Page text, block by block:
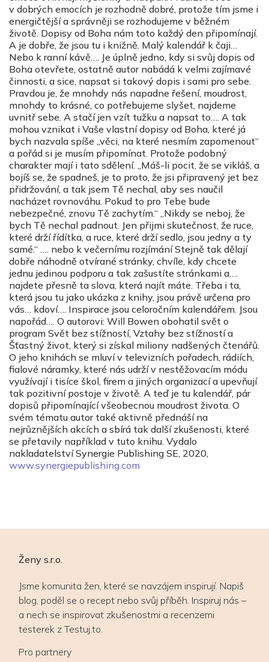
v dobrých emocích je rozhodně dobré, protože tím jsme i
energičtější a správněji se rozhodujeme v běžném
životě. Dopisy od Boha nám toto každý den připomínají.
A je dobře, že jsou tu i knižně. Malý kalendář k čaji…
Nebo k ranní kávě…. Je úplně jedno, kdy si svůj dopis od
Boha otevřete, ostatně autor nabádá k velmi zajímavé
činnosti, a sice, napsat si takový dopis i sami pro sebe.
Pravdou je, že mnohdy nás napadne řešení, moudrost,
mnohdy to krásné, co potřebujeme slyšet, najdeme
uvnitř sebe. A stačí jen vzít tužku a napsat to…. A tak
mohou vznikat i Vaše vlastní dopisy od Boha, které já
bych nazvala spíše „věci, na které nesmím zapomenout“
a pořád si je musím připomínat. Protože podobný
charakter mají i tato sdělení. „Máš-li pocit, že se vikláš, a
bojíš se, že spadneš, je to proto, že jsi připravený jet bez
přidržování, a tak jsem Tě nechal, aby ses naučil
nacházet rovnováhu. Pokud to pro Tebe bude
nebezpečné, znovu Tě zachytím.“ „Nikdy se neboj, že
bych Tě nechal padnout. Jen přijmi skutečnost, že ruce,
které drží řídítka, a ruce, které drží sedlo, jsou jedny a ty
samé.“ …. nebo k večernímu rozjímání Stejně tak dělají
dobře náhodně otvírané stránky, chvíle, kdy chcete
jednu jedinou podporu a tak zašustíte stránkami a….
najdete přesně ta slova, která najít máte. Třeba i ta,
která jsou tu jako ukázka z knihy, jsou právě určena pro
vás… kdoví…. Inspirace jsou celoročním kalendářem. Jsou
napořád…. O autorovi: Will Bowen obohatil svět o
program Svět bez stížností, Vztahy bez stížností a
Šťastný život, který si získal miliony nadšených čtenářů.
O jeho knihách se mluví v televizních pořadech, rádiích,
fialové náramky, které nás udrží v nestěžovacím módu
využívají i tisíce škol, firem a jiných organizací a upevňují
tak pozitivní postoje v životě. A teď je tu kalendář, pár
dopisů připomínající všeobecnou moudrost života. O
svém tématu autor také aktivně přednáší na
nejrůznějších akcích a sbírá tak další zkušenosti, které
se přetavily například v tuto knihu. Vydalo
nakladatelství Synergie Publishing SE, 2020,
www.synergiepublishing.com
Ženy s.r.o.
Jsme komunita žen, které se navzájem inspirují. Napiš
blog, poděl se o recept nebo svůj příběh. Inspiruj nás –
a nech se inspirovat zkušenostmi a recenzemi
testerek z Testuj.to.
Pro partnery